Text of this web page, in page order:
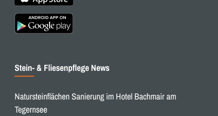
Stein- & Fliesenpflege News
Natursteinflächen Sanierung im Hotel Bachmair am
Tegernsee